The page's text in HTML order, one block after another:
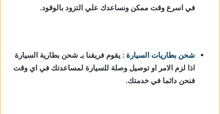
في اسرع وقت ممكن ونساعدك علي التزود بالوقود.
شحن بطاريات السيارة : يقوم فريقنا بـ شحن بطارية السيارة
اذا لزم الامر او توصيل وصلة للسيارة لمساعدتك في اي وقت
فنحن دائما في خدمتك.